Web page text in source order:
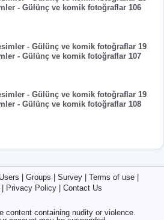
- Gülünç ve komik fotoğraflar 106
- Gülünç ve komik fotoğraflar 107
- Gülünç ve komik fotoğraflar 108
Groups Survey| Terms of use|
Privacy Policy Contact Us
content containing nudity or violence.